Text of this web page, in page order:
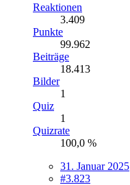
Reaktionen
3.409
Punkte
99.962
Beiträge
18.413
Bilder
1
Quiz
1
Quizrate
100,0 %
31. Januar 2025
#3.823